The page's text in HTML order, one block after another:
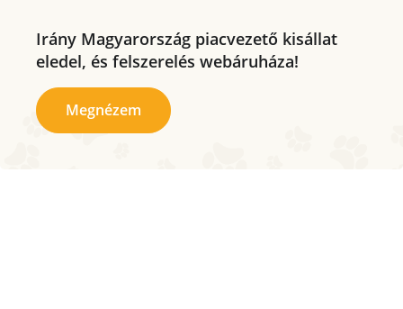
Irány Magyarország piacvezető kisállat
eledel, és felszerelés webáruháza!
Megnézem